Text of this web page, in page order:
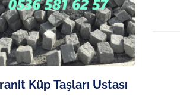
Küp Taşları Ustası